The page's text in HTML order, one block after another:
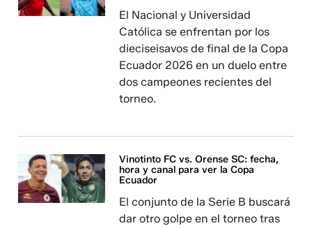
El Nacional y Universidad
Católica se enfrentan por los
dieciseisavos de final de la Copa
Ecuador 2026 en un duelo entre
dos campeones recientes del
torneo.
Vinotinto FC vs. Orense SC: fecha,
hora y canal para ver la Copa
Ecuador
El conjunto de la Serie B buscará
dar otro golpe en el torneo tras